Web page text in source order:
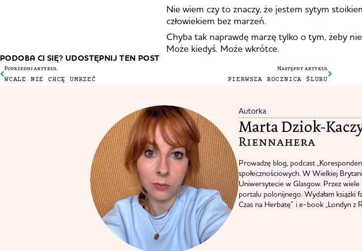
Nie wiem czy to znaczy, że jestem sytym
człowiekiem bez marzeń.
Chyba tak naprawdę marzę tylko o tym, żeby
Może kiedyś. Może wkrótce.
PODOBA CI SIĘ? UDOSTĘPNIJ TEN POST
Poprzedni artykuł
WCALE NIE CHCĘ UMRZEĆ
Następny artykuł
PIERWSZA ROCZNICA ŚLUBU
Autorka
Marta Dziok-
Riennahera​
Prowadzę blog, podcast
społecznościowych. W Wielkiej
Uniwersytecie w Glasgow. Przez
portalu polonijnego. Wydałam książki
Czas na Herbatę” i e-book „Londyn z